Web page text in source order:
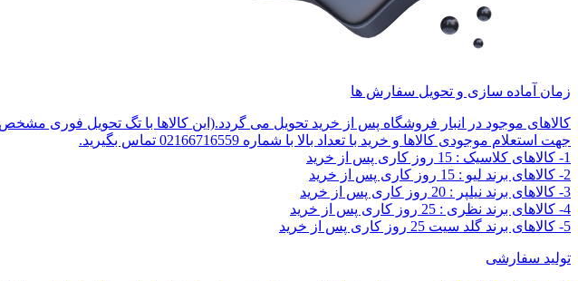
زمان آماده سازی و تحویل سفارش ها
کالاهای موجود در انبار فروشگاه پس از خرید تحویل می گردد.(این کالاها با تگ تحویل فوری
جهت استعلام موجودی کالاها و خرید با تعداد بالا با شماره 02166716559 تماس بگیرید.
1- کالاهای کلاسیک : 15 روز کاری پس از خرید
2- کالاهای برند لیو : 15 روز کاری پس از خرید
3- کالاهای برند نیلپر : 20 روز کاری پس از خرید
4- کالاهای برند نظری : 25 روز کاری پس از خرید
5- کالاهای برند گلد سیت 25 روز کاری پس از خرید
تولید سفارشی